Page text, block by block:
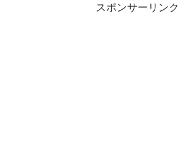
スポンサーリンク